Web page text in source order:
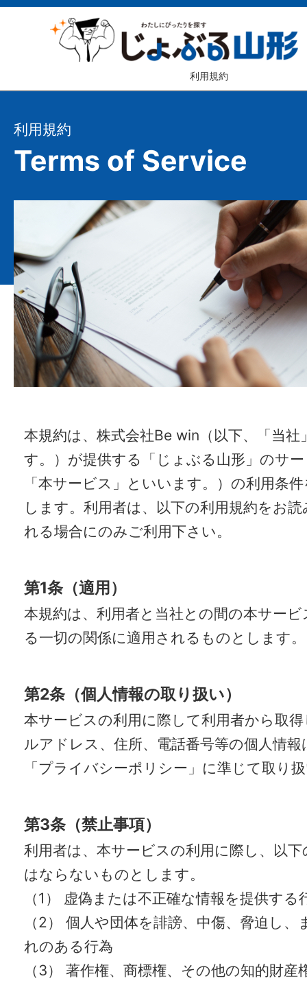
利用規約
利用規約
Terms of Service
本規約は、株式会社Be win（以下、「当社
す。）が提供する「じょぶる山形」のサ
「本サービス」といいます。）の利用条
します。利用者は、以下の利用規約をお
れる場合にのみご利用下さい。
第1条（適用）
本規約は、利用者と当社との間の本サー
る一切の関係に適用されるものとします。
第2条（個人情報の取り扱い）
本サービスの利用に際して利用者から取
ルアドレス、住所、電話番号等の個人情
「プライバシーポリシー」に準じて取り
第3条（禁止事項）
利用者は、本サービスの利用に際し、以
はならないものとします。
（1） 虚偽または不正確な情報を提供する
（2） 個人や団体を誹謗、中傷、脅迫し
れのある行為
（3） 著作権、商標権、その他の知的財産